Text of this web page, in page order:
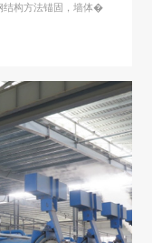
结构方法锚固，墙体�